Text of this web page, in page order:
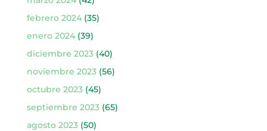
febrero 2024(35)
enero 2024(39)
diciembre 2023(40)
noviembre 2023(56)
octubre 2023(45)
septiembre 2023(65)
agosto 2023(50)